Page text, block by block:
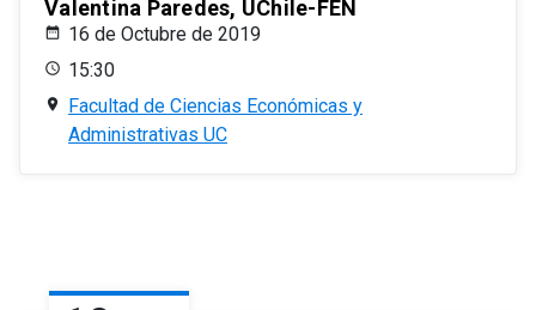
Valentina Paredes, UChile-FEN
16 de Octubre de 2019
15:30
Facultad de Ciencias Económicas y
Administrativas UC